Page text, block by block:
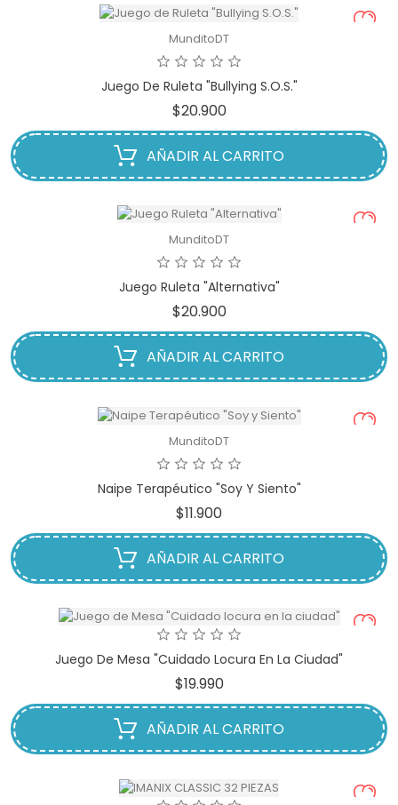
MunditoDT
Juego De Ruleta "Bullying S.O.S."
$20.900Precio
AÑADIR AL CARRITO
MunditoDT
Juego Ruleta "Alternativa"
$20.900Precio
AÑADIR AL CARRITO
MunditoDT
Naipe Terapéutico "Soy Y Siento"
$11.900
AÑADIR AL CARRITO
Juego De Mesa "Cuidado Locura En La Ciudad"
$19.990Precio
AÑADIR AL CARRITO